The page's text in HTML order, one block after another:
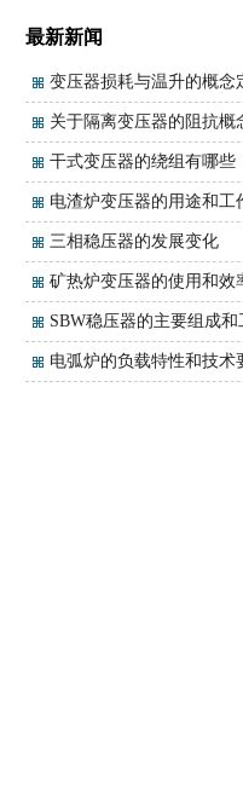
最新新闻
变压器损耗与温升的概念
关于隔离变压器的阻抗概
干式变压器的绕组有哪些
电渣炉变压器的用途和工
三相稳压器的发展变化
矿热炉变压器的使用和效
SBW稳压器的主要组成
电弧炉的负载特性和技术